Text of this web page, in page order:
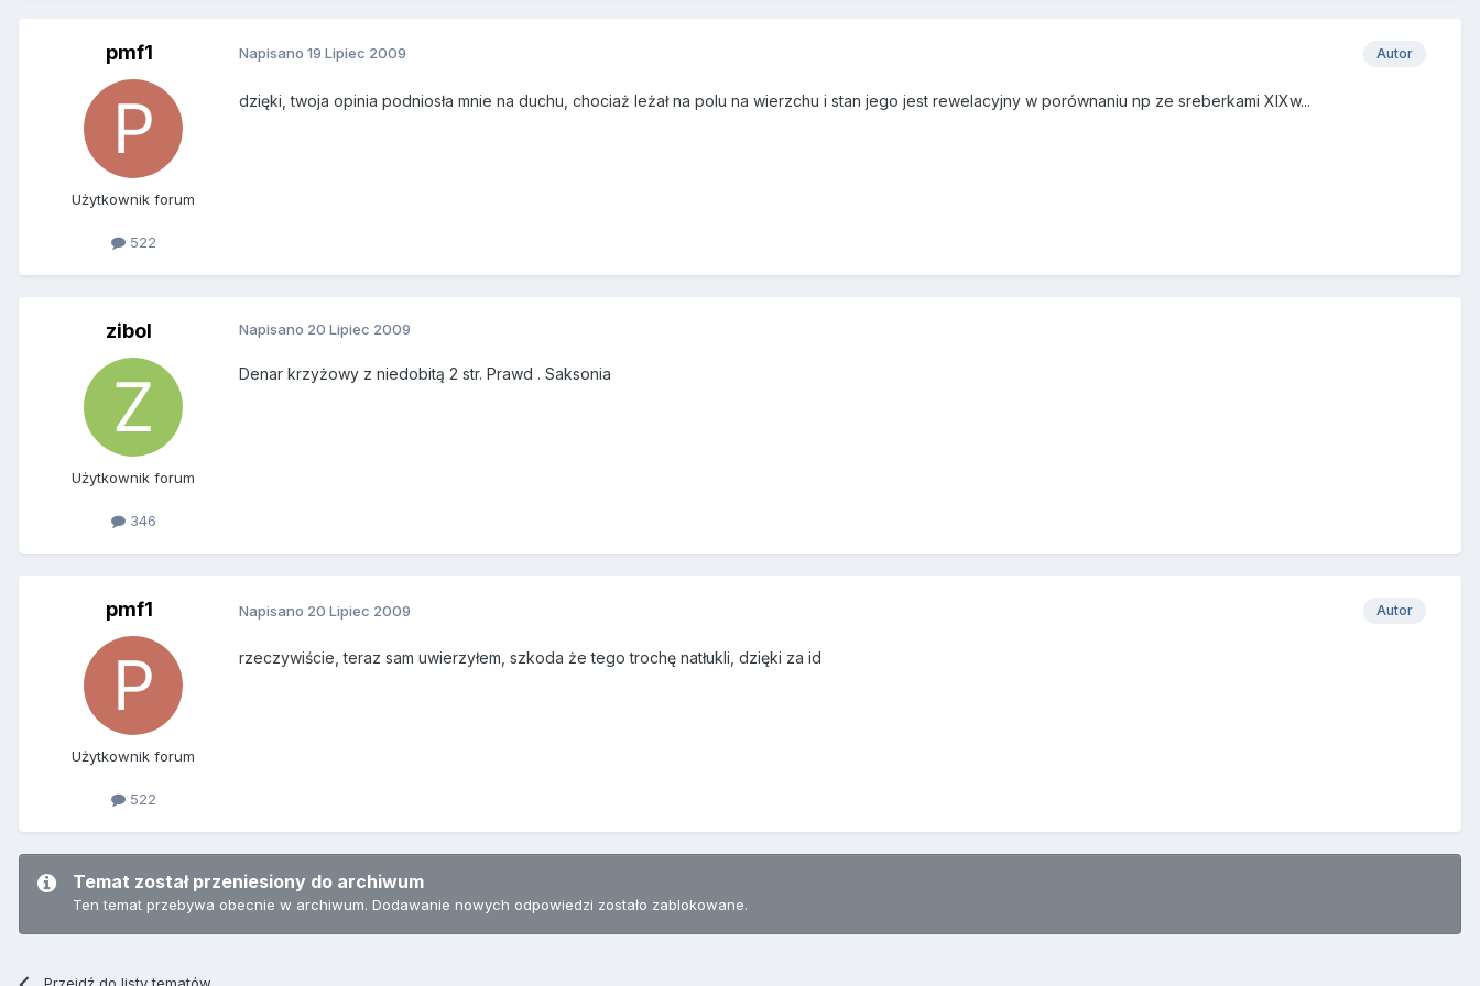
pmf1
Użytkownik forum
522
Autor
Napisano 19 Lipiec 2009
dzięki, twoja opinia podniosła mnie na duchu, chociaż leżał na polu na wierzchu i stan jego jest rewelacyjny w porównaniu np ze sreberkami XIXw...
zibol
Użytkownik forum
346
Napisano 20 Lipiec 2009
Denar krzyżowy z niedobitą 2 str. Prawd . Saksonia
pmf1
Użytkownik forum
522
Autor
Napisano 20 Lipiec 2009
rzeczywiście, teraz sam uwierzyłem, szkoda że tego trochę natłukli, dzięki za id
Temat został przeniesiony do archiwum
Ten temat przebywa obecnie w archiwum. Dodawanie nowych odpowiedzi zostało zablokowane.